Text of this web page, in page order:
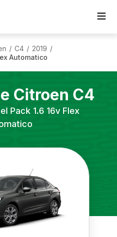
/ C4 / 2019 /
Automatico
Citroen C4
Pack 1.6 16v Flex